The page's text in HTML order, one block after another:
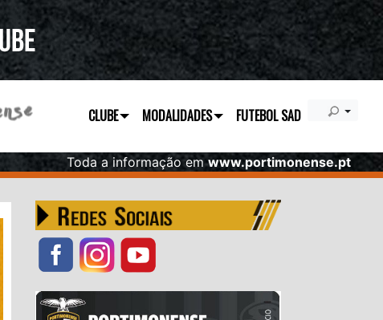
CLUBE MODALIDADES FUTEBOL SAD
Toda a informação emwww.portimonense.pt